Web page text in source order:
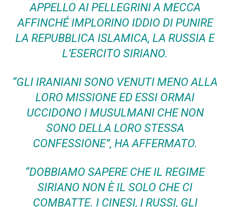
APPELLO AI PELLEGRINI A MECCA
AFFINCHÉ IMPLORINO IDDIO DI PUNIRE
LA REPUBBLICA ISLAMICA, LA RUSSIA E
L’ESERCITO SIRIANO.
“GLI IRANIANI SONO VENUTI MENO ALLA
LORO MISSIONE ED ESSI ORMAI
UCCIDONO I MUSULMANI CHE NON
SONO DELLA LORO STESSA
CONFESSIONE”, HA AFFERMATO.
“DOBBIAMO SAPERE CHE IL REGIME
SIRIANO NON È IL SOLO CHE CI
COMBATTE. I CINESI, I RUSSI, GLI